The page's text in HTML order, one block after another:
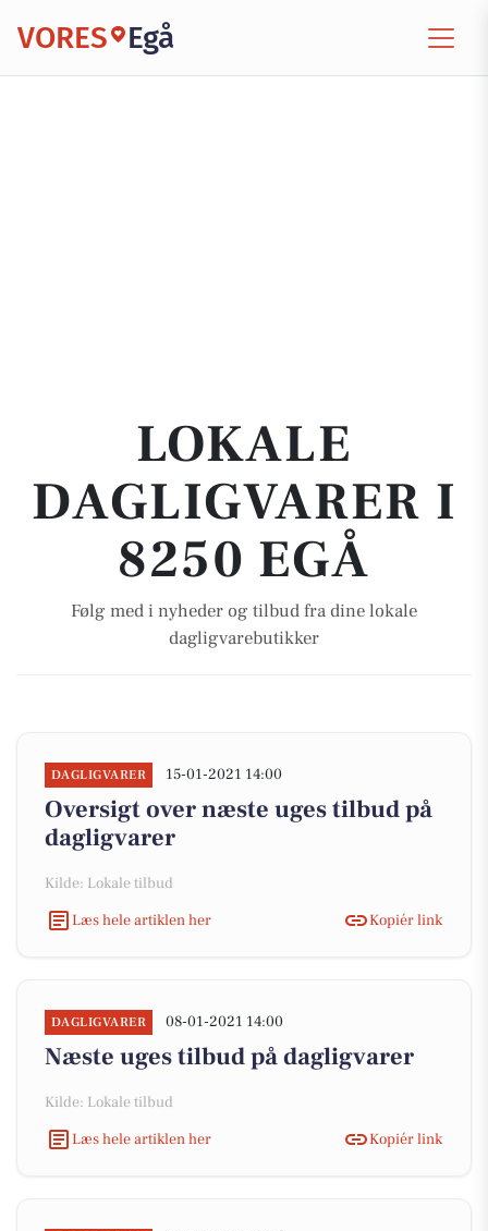
VORES Egå
LOKALE
DAGLIGVARER I
8250 EGÅ
Følg med i nyheder og tilbud fra dine lokale
dagligvarebutikker
DAGLIGVARER 15-01-2021 14:00
Oversigt over næste uges tilbud på
dagligvarer
Kilde: Lokale tilbud
Læs hele artiklen her
Kopiér link
DAGLIGVARER 08-01-2021 14:00
Næste uges tilbud på dagligvarer
Kilde: Lokale tilbud
Læs hele artiklen her
Kopiér link